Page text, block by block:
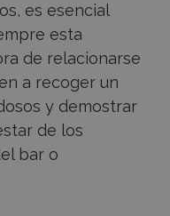
es esencial
esta
de relacionarse
a recoger un
y demostrar
de los
bar o